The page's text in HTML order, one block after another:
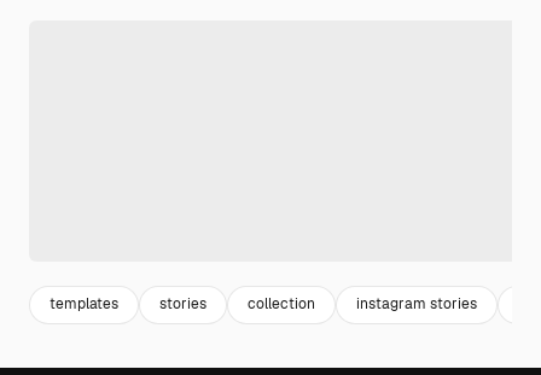
templates stories collection instagram stories